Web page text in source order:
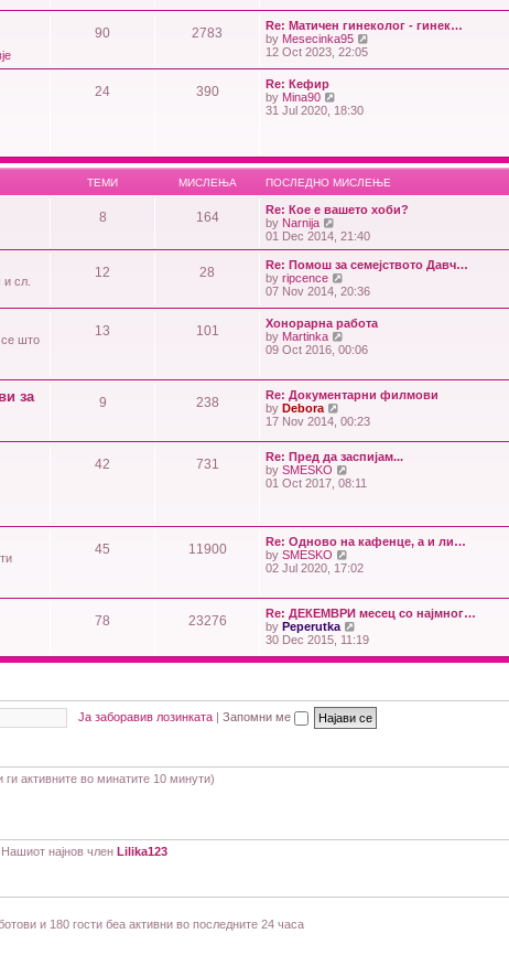
e
s
t
p
t
w
t
h
e
l
a
e
s
s
t
90 2783
Re: Матичен гинеколог - гинек…
by Mesecinka95
t
e
s
t
p
s
t
12 Oct 2023, 22:05
24 390
Re: Кефир
by Mina90
i
h
l
t
s
t
p
o
s
t
31 Jul 2020, 18:30
ТЕМИ МИСЛЕЊА ПОСЛЕДНО МИСЛЕЊЕ
8 164
Re: Кое е вашето хоби?
by Narnija
e
w
t
h
e
a
t
e
t
p
o
s
01 Dec 2014, 21:40
сл.
12 28
Re: Помош за семејството Давч…
by ripcence
i
w
t
h
e
a
t
s
o
s
t
07 Nov 2014, 20:36
што
13 101
Хонорарна работа
by Martinka
i
h
e
l
a
t
e
s
t
09 Oct 2016, 00:06
за
9 238
Re: Документарни филмови
by Debora
i
w
t
h
e
t
e
s
t
t
17 Nov 2014, 00:23
42 731
Re: Пред да заспијам...
by SMESKO
i
e
a
e
s
t
p
o
s
01 Oct 2017, 08:11
45 11900
Re: Одново на кафенце, а и ли…
by SMESKO
i
t
h
e
l
a
s
t
p
t
02 Jul 2020, 17:02
78 23276
Re: ДЕКЕМВРИ месец со најмног…
by Peperutka
i
w
e
a
s
t
30 Dec 2015, 11:19
Ја заборавив лозинката | Запомни ме
активните во минатите 10 минути)
Нашиот најнов член Lilika123
и 180 гости беа активни во последните 24 часа